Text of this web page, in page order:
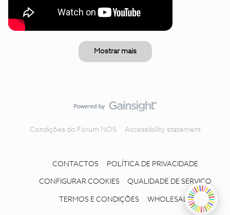
Mostrar mais
Condições do Fórum NOS Accessibility statement
CONTACTOS POLÍTICA DE PRIVACIDADE
CONFIGURAR COOKIES QUALIDADE DE SERVIÇO
TERMOS E CONDIÇÕES WHOLESALE